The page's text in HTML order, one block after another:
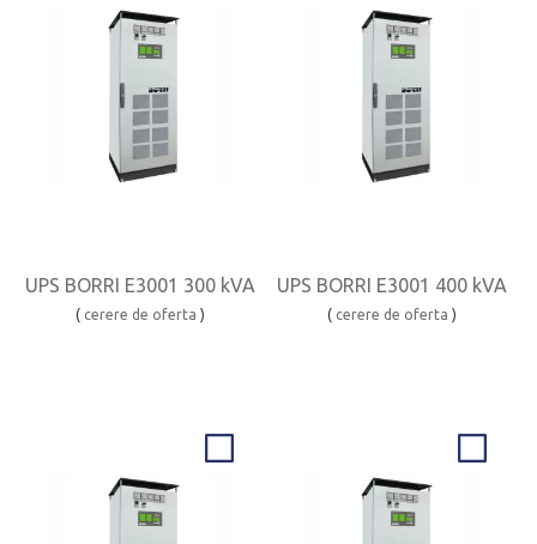
UPS BORRI E3001 300 kVA
( cerere de oferta )
UPS BORRI E3001 400 kVA
( cerere de oferta )